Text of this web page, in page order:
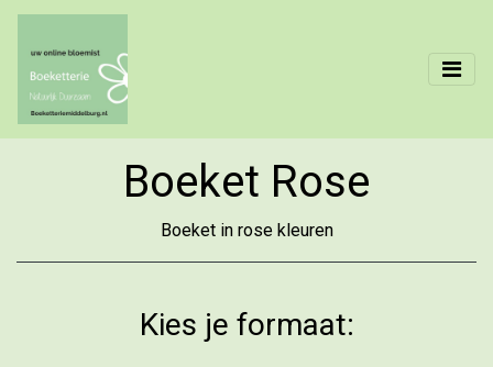
Boeket Rose
Boeket in rose kleuren
Kies je formaat: